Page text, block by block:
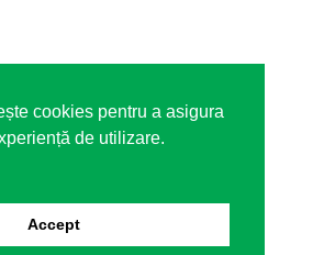
cookies pentru a asigura
de utilizare.
Accept